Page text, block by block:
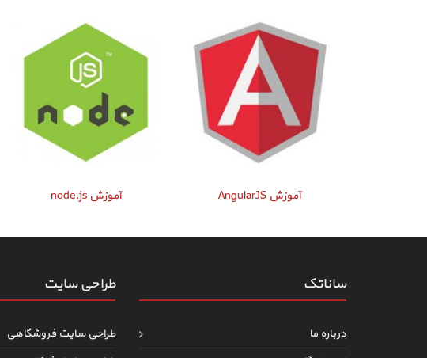
آموزش AngularJS آموزش node.js
ساناتک
درباره ما
طراحی سایت
طراحی سایت فروشگاهی